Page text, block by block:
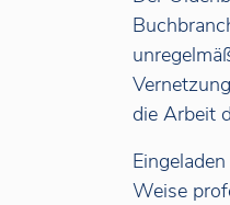
die Arbeit
Weise